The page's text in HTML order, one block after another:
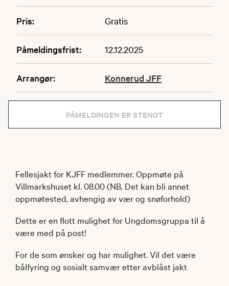
Pris: Gratis
Påmeldingsfrist: 12.12.2025
Arrangør: Konnerud JFF
PÅMELDINGEN ER STENGT
Fellesjakt for KJFF medlemmer. Oppmøte på
Villmarkshuset kl. 08.00 (NB. Det kan bli annet
oppmøtested, avhengig av vær og snøforhold)
Dette er en flott mulighet for Ungdomsgruppa til å
være med på post!
For de som ønsker og har mulighet. Vil det være
bålfyring og sosialt samvær etter avblåst jakt